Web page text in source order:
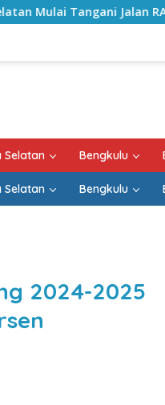
RA Basyid, Kontrak
Selatan Bengkulu
Selatan Bengkulu
2024-2025